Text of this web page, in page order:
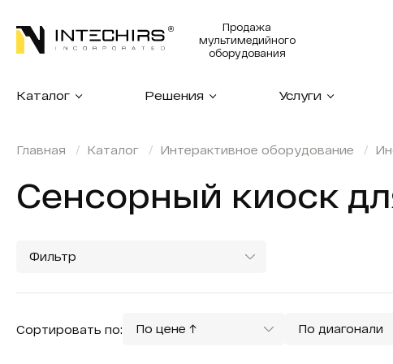
Продажа
мультимедийного
оборудования
Каталог Решения Услуги
Главная Каталог Интерактивное оборудование
Сенсорный киоск
Фильтр
Сортировать по:
По цене ↑
По диагонали